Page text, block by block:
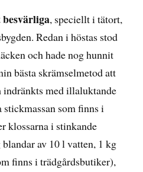
, speciellt i tätort,
Redan i höstas stod
och hade nog hunnit
bästa skrämselmetod att
indränkts med illaluktande
stickmassan som finns i
klossarna i stinkande
blandar av 10 l vatten, 1 kg
finns i trädgårdsbutiker),